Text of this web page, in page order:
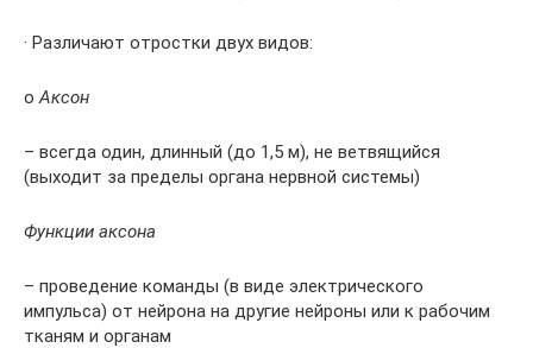
· Различают отростки двух видов:
oАксон
– всегда один, длинный (до 1,5 м), не ветвящийся
(выходит за пределы органа нервной системы)
Функции аксона
– проведение команды (в виде электрического
импульса) от нейрона на другие нейроны или к рабочим
тканям и органам